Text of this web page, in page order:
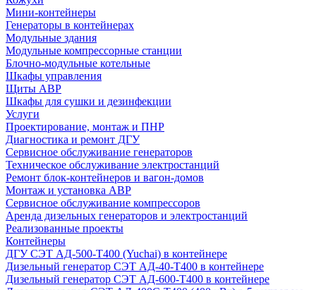
Мини-контейнеры
Генераторы в контейнерах
Модульные здания
Модульные компрессорные станции
Блочно-модульные котельные
Шкафы управления
Щиты АВР
Шкафы для сушки и дезинфекции
Услуги
Проектирование, монтаж и ПНР
Диагностика и ремонт ДГУ
Сервисное обслуживание генераторов
Техническое обслуживание электростанций
Ремонт блок-контейнеров и вагон-домов
Монтаж и установка АВР
Сервисное обслуживание компрессоров
Аренда дизельных генераторов и электростанций
Реализованные проекты
Контейнеры
ДГУ СЭТ АД-500-Т400 (Yuchai) в контейнере
Дизельный генератор СЭТ АД-40-Т400 в контейнере
Дизельный генератор СЭТ АД-600-Т400 в контейнере